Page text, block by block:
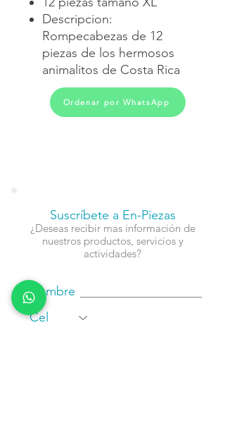
Descripcion:
Rompecabezas de 12
piezas de los hermosos
animalitos de Costa Rica
Ordenar por WhatsApp
Nombre
Suscríbete a En-Piezas
¿Deseas recibir mas información de
nuestros productos, servicios y
actividades?
Cel